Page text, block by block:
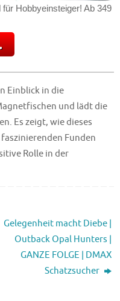
Hobbyeinsteiger! Ab 349
Einblick in die
und lädt die
Es zeigt, wie dieses
Funden
Rolle in der
Gelegenheit macht Diebe |
Outback Opal Hunters |
GANZE FOLGE | DMAX
Schatzsucher